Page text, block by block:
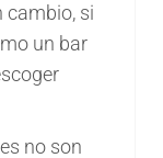
cambio, si
un bar
no son